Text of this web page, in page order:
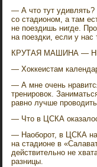
— А что тут
со стадионом, а там
не поездишь нигде.
на поездки, если у нас
КРУТАЯ МАШИНА —
— Хоккеистам
— А мне очень
тренировок.
равно лучше
— Что в ЦСКА
— Наоборот, в ЦСКА на
на стадионе в
действительно не
разницы.